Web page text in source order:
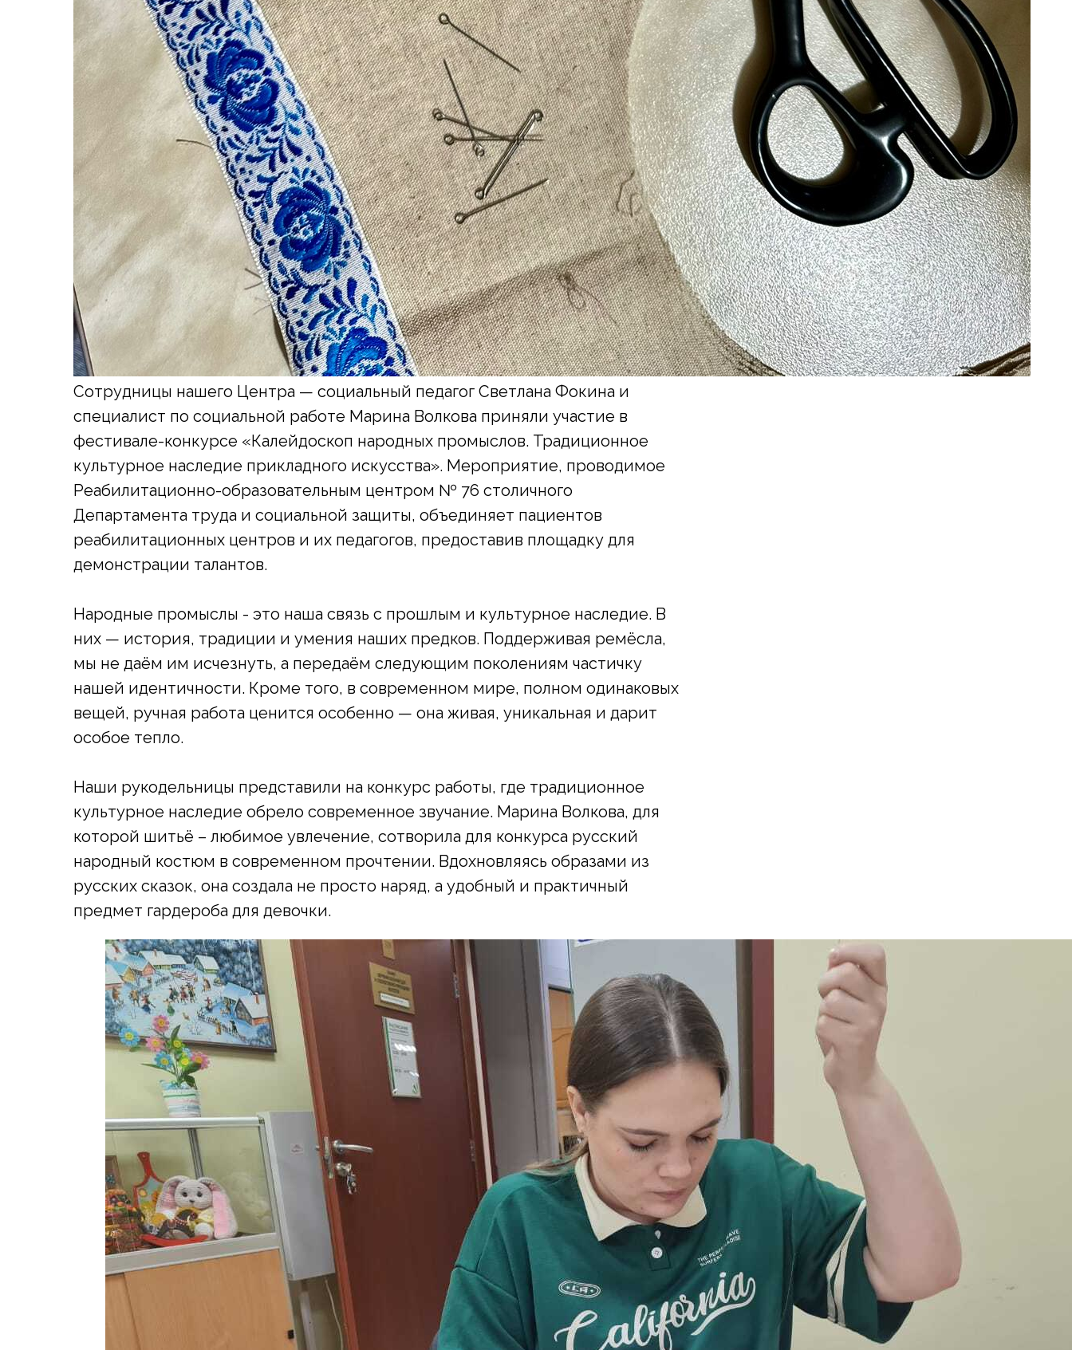
Сотрудницы нашего Центра — социальный педагог Светлана Фокина и
специалист по социальной работе Марина Волкова приняли участие в
фестивале-конкурсе «Калейдоскоп народных промыслов. Традиционное
культурное наследие прикладного искусства». Мероприятие, проводимое
Реабилитационно-образовательным центром № 76 столичного
Департамента труда и социальной защиты, объединяет пациентов
реабилитационных центров и их педагогов, предоставив площадку для
демонстрации талантов.
Народные промыслы - это наша связь с прошлым и культурное наследие. В
них — история, традиции и умения наших предков. Поддерживая ремёсла,
мы не даём им исчезнуть, а передаём следующим поколениям частичку
нашей идентичности. Кроме того, в современном мире, полном одинаковых
вещей, ручная работа ценится особенно — она живая, уникальная и дарит
особое тепло.
Наши рукодельницы представили на конкурс работы, где традиционное
культурное наследие обрело современное звучание. Марина Волкова, для
которой шитьё – любимое увлечение, сотворила для конкурса русский
народный костюм в современном прочтении. Вдохновляясь образами из
русских сказок, она создала не просто наряд, а удобный и практичный
предмет гардероба для девочки.